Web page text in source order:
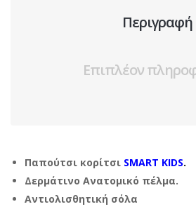
Περιγραφή
Επιπλέον
Παπούτσι κορίτσι SMART KIDS.
Δερμάτινο Ανατομικό πέλμα.
Αντιολισθητική σόλα